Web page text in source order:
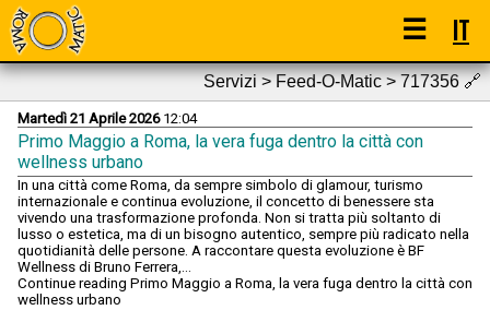
☰ IT
Servizi > Feed-O-Matic > 717356🔗
Martedì 21 Aprile 202612:04
Primo Maggio a Roma, la vera fuga dentro la città con
wellness urbano
In una città come Roma, da sempre simbolo di glamour, turismo
internazionale e continua evoluzione, il concetto di benessere sta
vivendo una trasformazione profonda. Non si tratta più soltanto di
lusso o estetica, ma di un bisogno autentico, sempre più radicato nella
quotidianità delle persone. A raccontare questa evoluzione è BF
Wellness di Bruno Ferrera,…
Continue reading Primo Maggio a Roma, la vera fuga dentro la città con
wellness urbano